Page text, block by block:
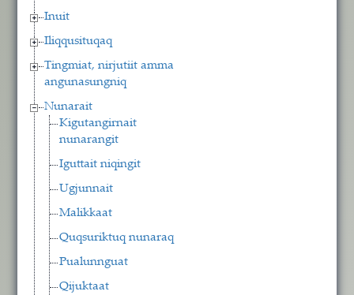
Inuit
Iliqqusituqaq
Tingmiat, nirjutiit amma
angunasungniq
Nunarait
Kigutangirnait
nunarangit
Iguttait niqingit
Ugjunnait
Malikkaat
Quqsuriktuq nunaraq
Pualunnguat
Qijuktaat